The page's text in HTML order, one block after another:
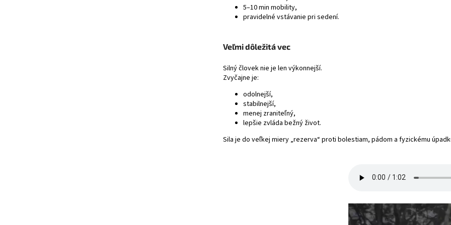
5–10 min mobility,
pravidelné vstávanie pri sedení.
Veľmi dôležitá vec
Silný človek nie je len výkonnejší.
Zvyčajne je:
odolnejší,
stabilnejší,
menej zraniteľný,
lepšie zvláda bežný život.
Sila je do veľkej miery „rezerva“ proti bolestiam, pádom a fyzickému